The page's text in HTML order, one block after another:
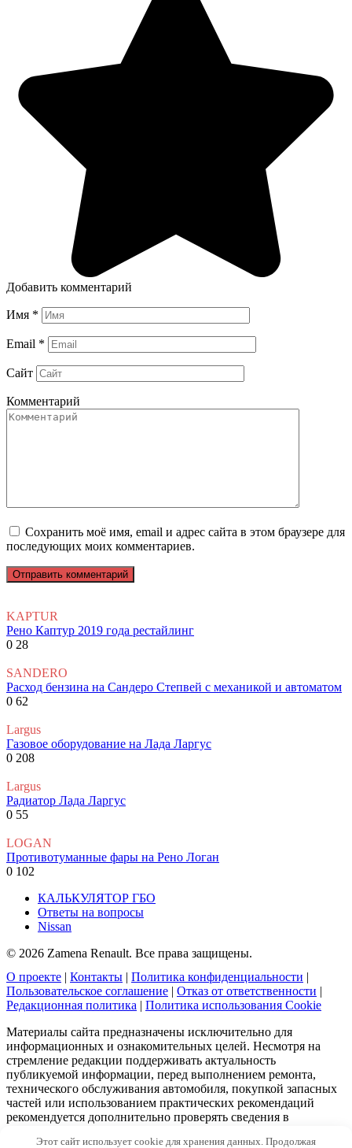
Добавить комментарий
Имя *
Email *
Сайт
Комментарий
Сохранить моё имя, email и адрес сайта в этом браузере для
последующих моих комментариев.
KAPTUR
Рено Каптур 2019 года рестайлинг
0 28
SANDERO
Расход бензина на Сандеро Степвей с механикой и автоматом
0 62
Largus
Газовое оборудование на Лада Ларгус
0 208
Largus
Радиатор Лада Ларгус
0 55
LOGAN
Противотуманные фары на Рено Логан
0 102
КАЛЬКУЛЯТОР ГБО
Ответы на вопросы
Nissan
© 2026 Zamena Renault. Все права защищены.
О проекте | Контакты | Политика конфиденциальности |
Пользовательское соглашение | Отказ от ответственности |
Редакционная политика | Политика использования Cookie
Материалы сайта предназначены исключительно для
информационных и ознакомительных целей. Несмотря на
стремление редакции поддерживать актуальность
публикуемой информации, перед выполнением ремонта,
технического обслуживания автомобиля, покупкой запасных
частей или использованием практических рекомендаций
рекомендуется дополнительно проверять сведения в
Этот сайт использует cookie для хранения данных. Продолжая